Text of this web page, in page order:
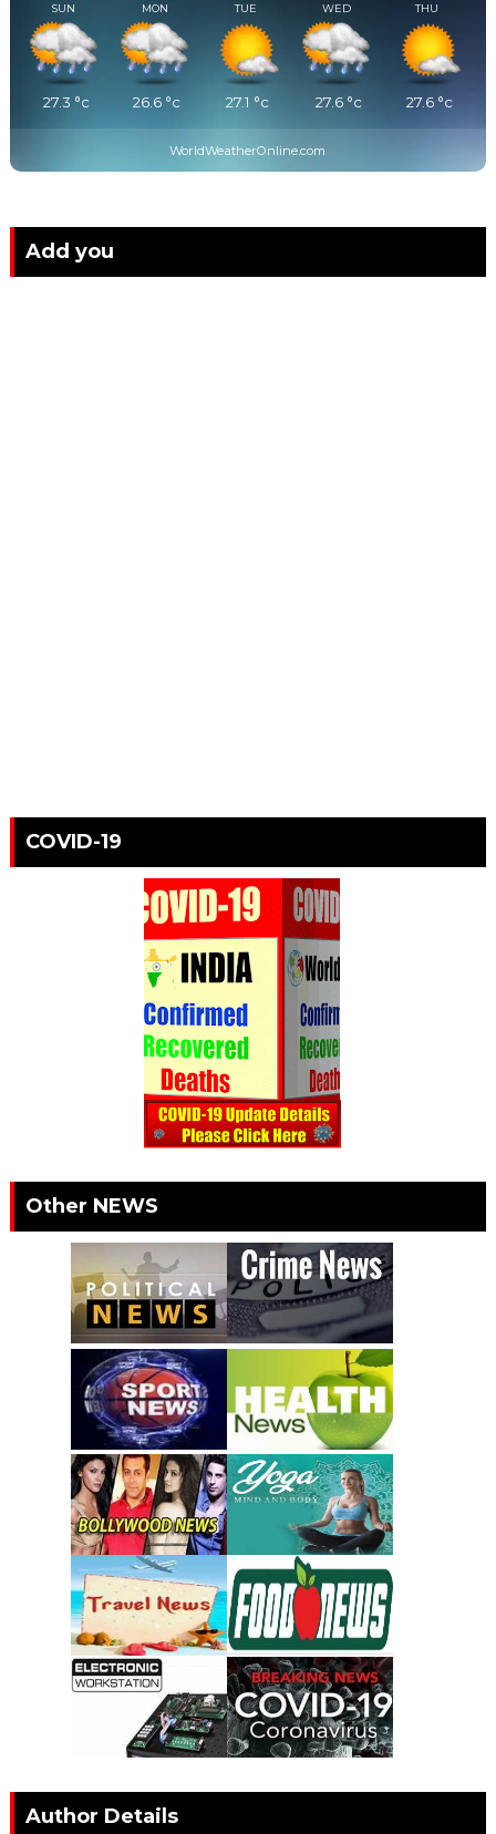
SUN
27.3 °c
MON
26.6 °c
TUE
27.1 °c
WED
27.6°c
THU
27.6°c
WorldWeatherOnline.com
Add you
COVID-19
Other NEWS
Author Details